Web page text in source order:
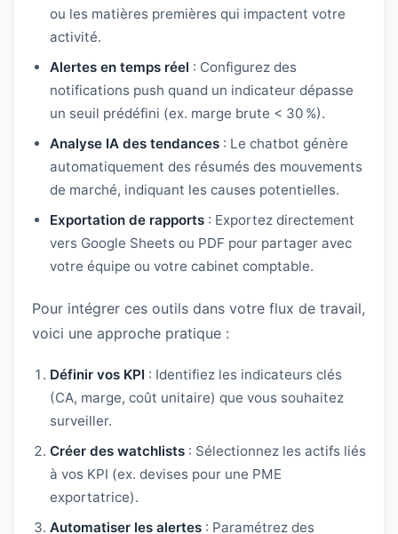
ou les matières premières qui impactent votre
activité.
Alertes en temps réel : Configurez des
notifications push quand un indicateur dépasse
un seuil prédéfini (ex. marge brute < 30 %).
Analyse IA des tendances : Le chatbot génère
automatiquement des résumés des mouvements
de marché, indiquant les causes potentielles.
Exportation de rapports : Exportez directement
vers Google Sheets ou PDF pour partager avec
votre équipe ou votre cabinet comptable.
Pour intégrer ces outils dans votre flux de travail,
voici une approche pratique :
Définir vos KPI : Identifiez les indicateurs clés
(CA, marge, coût unitaire) que vous souhaitez
surveiller.
Créer des watchlists : Sélectionnez les actifs liés
à vos KPI (ex. devises pour une PME
exportatrice).
Automatiser les alertes : Paramétrez des